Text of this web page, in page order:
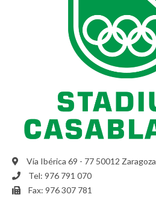
Vía Ibérica 69 - 77 50012 Zaragoza
Tel: 976 791 070
Fax: 976 307 781